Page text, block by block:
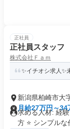
正社員
正社員スタッフ
株式会社Ｆａｍ
✨イチオシ求人✨
新潟県柏崎市大
月給27万円～34
求める人材: 経
方 ⭐ シンプルな